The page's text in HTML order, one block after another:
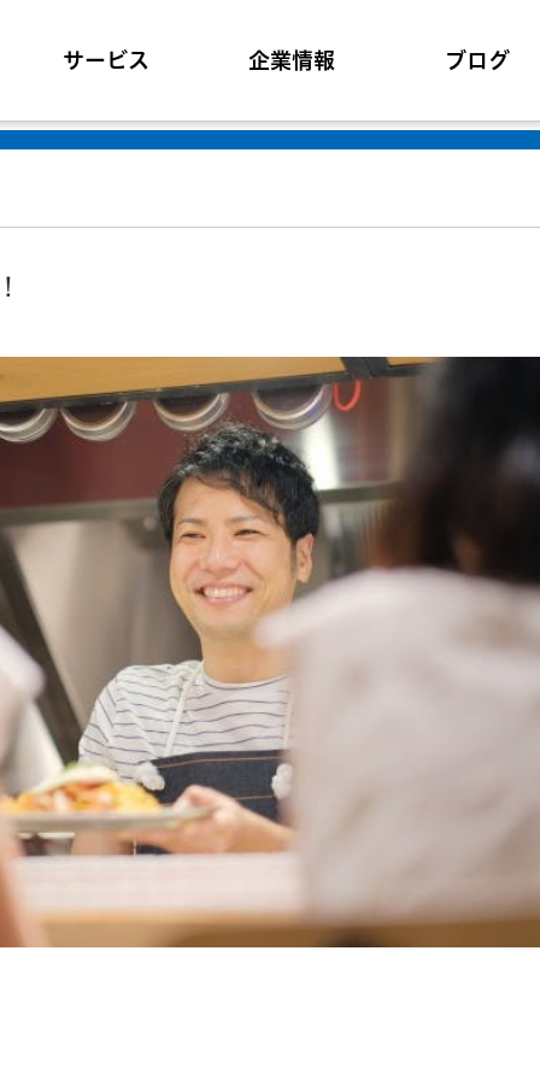
サービス 企業情報 ブログ